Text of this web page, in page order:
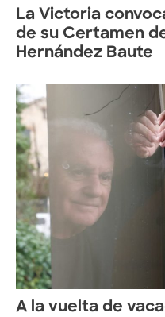
La Victoria
de su Certamen
Hernández Baute
A la vuelta de